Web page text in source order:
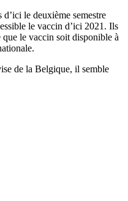
le deuxième semestre
le vaccin d’ici 2021. Ils
que le vaccin soit disponible à
de la Belgique, il semble